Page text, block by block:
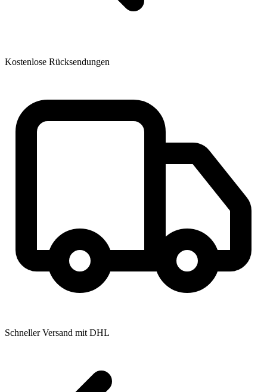
Kostenlose Rücksendungen
Schneller Versand mit DHL